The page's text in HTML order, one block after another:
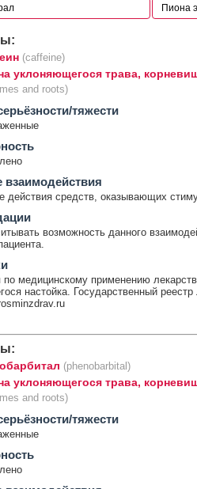
(caffeine)
уклоняющегося трава,
and roots)
тяжести
взаимодействия
действия средств, оказывающих
возможность данного
по медицинскому применению
настойка. Государственный
(phenobarbital)
уклоняющегося трава,
and roots)
тяжести